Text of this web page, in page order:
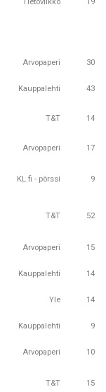
Arvopaperi 30
Kauppalehti 43
T&T 14
Arvopaperi 17
KL.fi - pörssi 9
T&T 52
Arvopaperi 15
Kauppalehti 14
Yle 14
Kauppalehti 9
Arvopaperi 10
T&T 15